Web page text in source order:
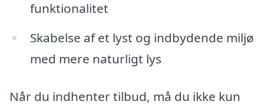
funktionalitet
Skabelse af et lyst og indbydende miljø
med mere naturligt lys
Når du indhenter tilbud, må du ikke kun